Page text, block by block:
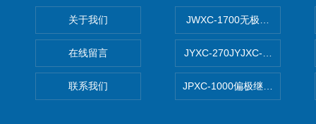
关于我们
在线留言
联系我们
JWXC-1700无极继电器
JYXC-270JYJXC-135/220
JPXC-1000偏极继电器 南铁